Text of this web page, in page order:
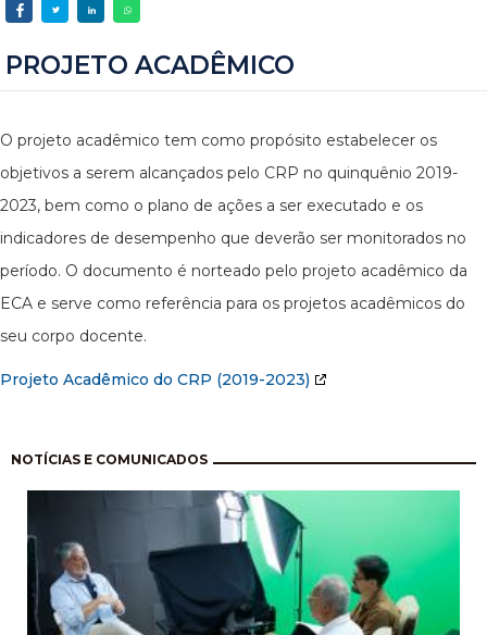
PROJETO ACADÊMICO
O projeto acadêmico tem como propósito estabelecer os
objetivos a serem alcançados pelo CRP no quinquênio 2019-
2023, bem como o plano de ações a ser executado e os
indicadores de desempenho que deverão ser monitorados no
período. O documento é norteado pelo projeto acadêmico da
ECA e serve como referência para os projetos acadêmicos do
seu corpo docente.
Projeto Acadêmico do CRP (2019-2023)
NOTÍCIAS E COMUNICADOS
Paginação